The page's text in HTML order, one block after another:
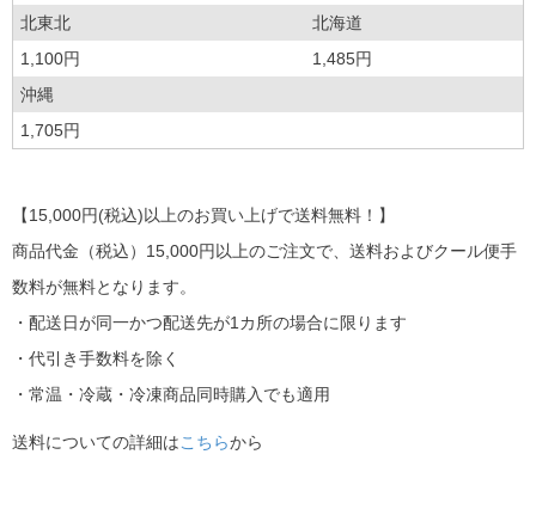
北東北
北海道
1,100円
1,485円
沖縄
1,705円
【15,000円(税込)以上のお買い上げで送料無料！】
商品代金（税込）15,000円以上のご注文で、送料およびクール便手
数料が無料となります。
・配送日が同一かつ配送先が1カ所の場合に限ります
・代引き手数料を除く
・常温・冷蔵・冷凍商品同時購入でも適用
送料についての詳細はこちらから